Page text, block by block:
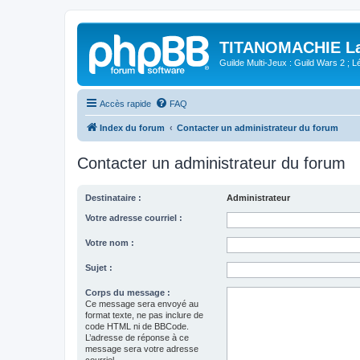
TITANOMACHIE
Guilde Multi-Jeux : Guild Wars 2 ;
Accès rapide FAQ
Index du forum Contacter un administrateur du forum
Contacter un administrateur du forum
Destinataire : Administrateur
Votre adresse courriel :
Votre nom :
Sujet :
Corps du message :
Ce message sera envoyé au
format texte, ne pas inclure de
code HTML ni de BBCode.
L’adresse de réponse à ce
message sera votre adresse